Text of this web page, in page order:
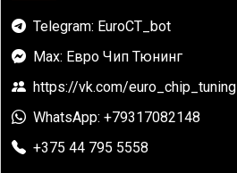
Telegram: EuroCT_bot
Max: Евро Чип Тюнинг
https://vk.com/euro_chip_tuning
WhatsApp: +79317082148
+375 44 795 5558